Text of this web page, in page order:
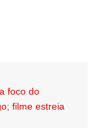
foco do
filme estreia